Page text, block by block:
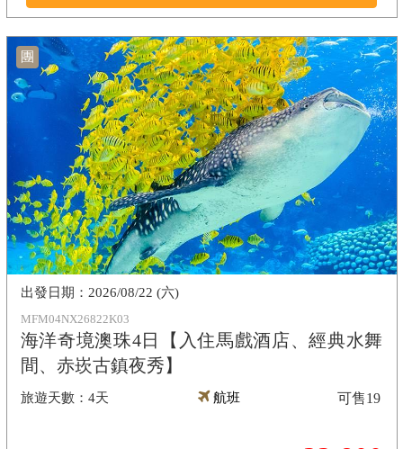
團
MFM04NX26822K03
海洋奇境澳珠4日【入住馬戲酒店、經典水舞
間、赤崁古鎮夜秀】
4天
2026/08/22 (六)
航班 可售19